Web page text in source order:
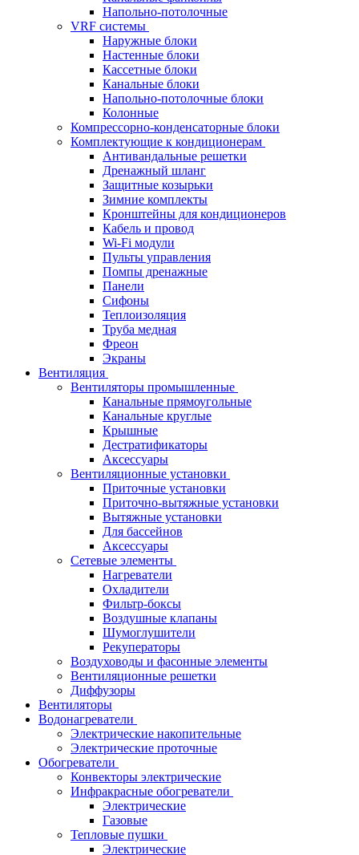
Напольно-потолочные
VRF системы
Наружные блоки
Настенные блоки
Кассетные блоки
Канальные блоки
Напольно-потолочные блоки
Колонные
Компрессорно-конденсаторные блоки
Комплектующие к кондиционерам
Антивандальные решетки
Дренажный шланг
Защитные козырьки
Зимние комплекты
Кронштейны для кондиционеров
Кабель и провод
Wi-Fi модули
Пульты управления
Помпы дренажные
Панели
Сифоны
Теплоизоляция
Труба медная
Фреон
Экраны
Вентиляция
Вентиляторы промышленные
Канальные прямоугольные
Канальные круглые
Крышные
Дестратификаторы
Аксессуары
Вентиляционные установки
Приточные установки
Приточно-вытяжные установки
Вытяжные установки
Для бассейнов
Аксессуары
Сетевые элементы
Нагреватели
Охладители
Фильтр-боксы
Воздушные клапаны
Шумоглушители
Рекуператоры
Воздуховоды и фасонные элементы
Вентиляционные решетки
Диффузоры
Вентиляторы
Водонагреватели
Электрические накопительные
Электрические проточные
Обогреватели
Конвекторы электрические
Инфракрасные обогреватели
Электрические
Газовые
Тепловые пушки
Электрические